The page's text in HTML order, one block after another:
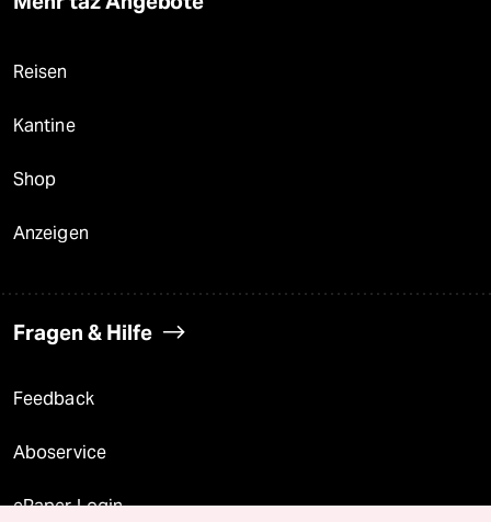
Reisen
Kantine
Shop
Anzeigen
Fragen & Hilfe
Feedback
Aboservice
ePaper Login